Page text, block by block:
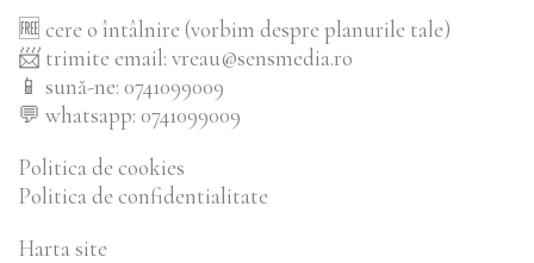
🆓 cere o întâlnire (vorbim despre planurile tale)
📨 trimite email: vreau@sensmedia.ro
📱 sună-ne: 0741099009
💬 whatsapp: 0741099009
Politica de cookies
Politica de confidentialitate
Harta site